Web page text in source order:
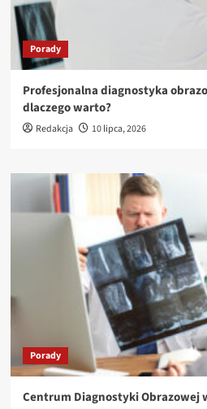
Porady
Profesjonalna diagnostyka
dlaczego warto?
Redakcja 10 lipca, 2026
Porady
Centrum Diagnostyki Obrazowej